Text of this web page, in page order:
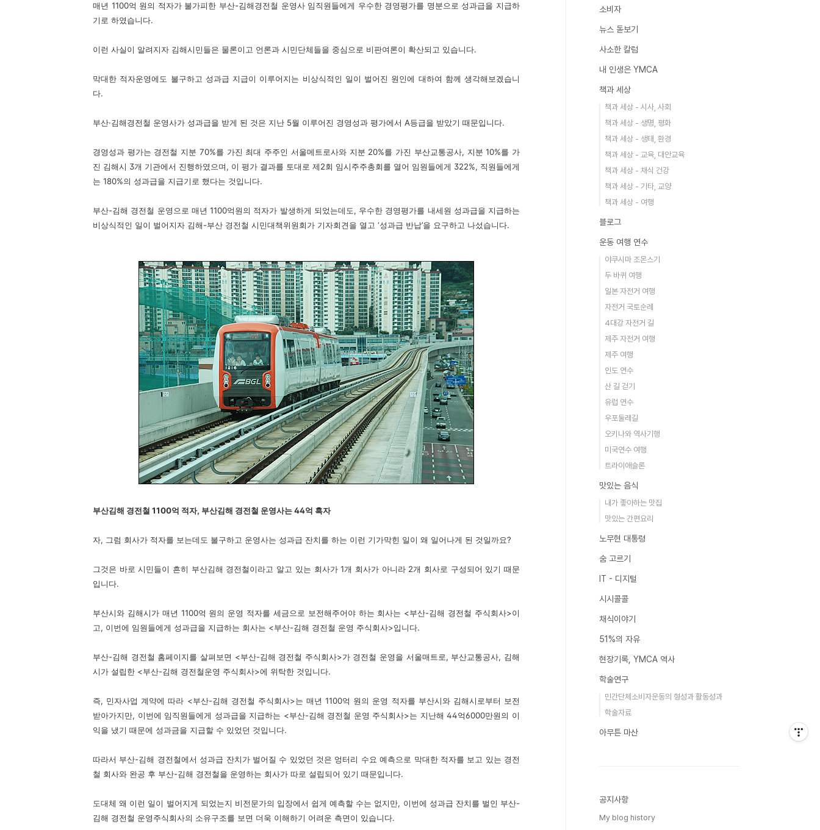
매년 1100억 원의 적자가 불가피한 부산-김해경전철 운영사 임직원들에게 우수한 경영평가를 명분으로 성과급을 지급하
기로 하였습니다.
이런 사실이 알려지자 김해시민들은 물론이고 언론과 시민단체들을 중심으로 비판여론이 확산되고 있습니다.
막대한 적자운영에도 불구하고 성과급 지급이 이루어지는 비상식적인 일이 벌어진 원인에 대하여 함께 생각해보겠습니
다.
부산·김해경전철 운영사가 성과급을 받게 된 것은 지난 5월 이루어진 경영성과 평가에서 A등급을 받았기 때문입니다.
경영성과 평가는 경전철 지분 70%를 가진 최대 주주인 서울메트로사와 지분 20%를 가진 부산교통공사, 지분 10%를 가
진 김해시 3개 기관에서 진행하였으며, 이 평가 결과를 토대로 제2회 임시주주총회를 열어 임원들에게 322%, 직원들에게
는 180%의 성과급을 지급기로 했다는 것입니다.
부산-김해 경전철 운영으로 매년 1100억원의 적자가 발생하게 되었는데도, 우수한 경영평가를 내세원 성과급을 지급하는
비상식적인 일이 벌어지자 김해-부산 경전철 시민대책위원회가 기자회견을 열고 ‘성과급 반납’을 요구하고 나섰습니다.
부산김해 경전철 1100억 적자, 부산김해 경전철 운영사는 44억 흑자
자, 그럼 회사가 적자를 보는데도 불구하고 운영사는 성과급 잔치를 하는 이런 기가막힌 일이 왜 일어나게 된 것일까요?
그것은 바로 시민들이 흔히 부산김해 경전철이라고 알고 있는 회사가 1개 회사가 아니라 2개 회사로 구성되어 있기 때문
입니다.
부산시와 김해시가 매년 1100억 원의 운영 적자를 세금으로 보전해주어야 하는 회사는 <부산-김해 경전철 주식회사>이
고, 이번에 임원들에게 성과급을 지급하는 회사는 <부산-김해 경전철 운영 주식회사>입니다.
부산-김해 경전철 홈페이지를 살펴보면 <부산-김해 경전철 주식회사>가 경전철 운영을 서울매트로, 부산교통공사, 김해
시가 설립한 <부산-김해 경전철운영 주식회사>에 위탁한 것입니다.
즉, 민자사업 계약에 따라 <부산-김해 경전철 주식회사>는 매년 1100억 원의 운영 적자를 부산시와 김해시로부터 보전
받아가지만, 이번에 임직원들에게 성과급을 지급하는 <부산-김해 경전철 운영 주식회사>는 지난해 44억6000만원의 이
익을 냈기 때문에 성과금을 지급할 수 있었던 것입니다.
따라서 부산-김해 경전철에서 성과급 잔치가 벌어질 수 있었던 것은 엉터리 수요 예측으로 막대한 적자를 보고 있는 경전
철 회사와 완공 후 부산-김해 경전철을 운영하는 회사가 따로 설립되어 있기 때문입니다.
도대체 왜 이런 일이 벌어지게 되었는지 비전문가의 입장에서 쉽게 예측할 수는 없지만, 이번에 성과급 잔치를 벌인 부산-
김해 경전철 운영주식회사의 소유구조를 보면 더욱 이해하기 어려운 측면이 있습니다.
소비자
뉴스 돋보기
사소한 칼럼
내 인생은 YMCA
책과 세상
책과 세상 - 시사, 사회
책과 세상 - 생명, 평화
책과 세상 - 생태, 환경
책과 세상 - 교육, 대안교육
책과 세상 - 채식 건강
책과 세상 - 기타, 교양
책과 세상 - 여행
블로그
운동 여행 연수
야쿠시마 조몬스기
두 바퀴 여행
일본 자전거 여행
자전거 국토순례
4대강 자전거 길
제주 자전거 여행
제주 여행
인도 연수
산 길 걷기
유럽 연수
우포둘레길
오키나와 역사기행
미국연수 여행
트라이애슬론
맛있는 음식
내가 좋아하는 맛집
맛있는 간편요리
노무현 대통령
숨 고르기
IT - 디지털
시시콜콜
채식이야기
51%의 자유
현장기록, YMCA 역사
학술연구
민간단체소비자운동의 형성과 활동성과
학술자료
아무튼 마산
공지사항
My blog history